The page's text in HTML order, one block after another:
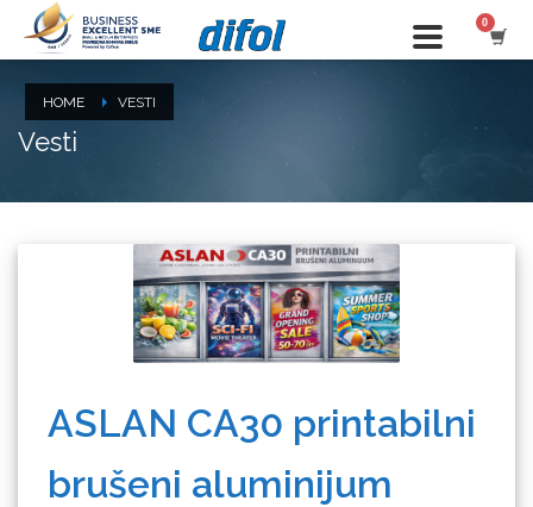
HOME VESTI
Vesti
ASLAN CA30 printabilni
brušeni aluminijum